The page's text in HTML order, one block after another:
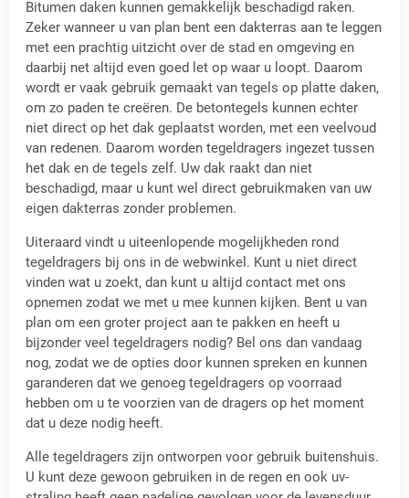
Bitumen daken kunnen gemakkelijk beschadigd raken.
Zeker wanneer u van plan bent een dakterras aan te leggen
met een prachtig uitzicht over de stad en omgeving en
daarbij net altijd even goed let op waar u loopt. Daarom
wordt er vaak gebruik gemaakt van tegels op platte daken,
om zo paden te creëren. De betontegels kunnen echter
niet direct op het dak geplaatst worden, met een veelvoud
van redenen. Daarom worden tegeldragers ingezet tussen
het dak en de tegels zelf. Uw dak raakt dan niet
beschadigd, maar u kunt wel direct gebruikmaken van uw
eigen dakterras zonder problemen.
Uiteraard vindt u uiteenlopende mogelijkheden rond
tegeldragers bij ons in de webwinkel. Kunt u niet direct
vinden wat u zoekt, dan kunt u altijd contact met ons
opnemen zodat we met u mee kunnen kijken. Bent u van
plan om een groter project aan te pakken en heeft u
bijzonder veel tegeldragers nodig? Bel ons dan vandaag
nog, zodat we de opties door kunnen spreken en kunnen
garanderen dat we genoeg tegeldragers op voorraad
hebben om u te voorzien van de dragers op het moment
dat u deze nodig heeft.
Alle tegeldragers zijn ontworpen voor gebruik buitenshuis.
U kunt deze gewoon gebruiken in de regen en ook uv-